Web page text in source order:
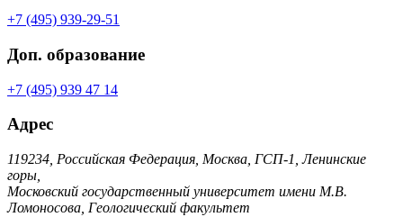
+7 (495) 939-29-51
Доп. образование
+7 (495) 939 47 14
Адрес
119234, Российская Федерация, Москва, ГСП-1, Ленинские
горы,
Московский государственный университет имени М.В.
Ломоносова, Геологический факультет